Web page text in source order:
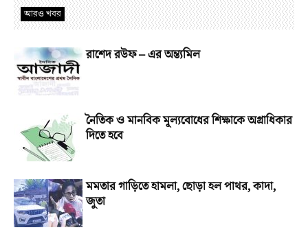
আরও খবর
রাশেদ রউফ – এর অন্ত্যমিল
নৈতিক ও মানবিক মূল্যবোধের শিক্ষাকে অগ্রাধিকার
দিতে হবে
মমতার গাড়িতে হামলা, ছোড়া হল পাথর, কাদা,
জুতা